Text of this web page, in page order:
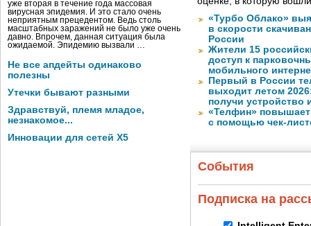
уже вторая в течение года массовая
вирусная эпидемия. И это стало очень
неприятным прецедентом. Ведь столь
масштабных заражений не было уже очень
давно. Впрочем, данная ситуация была
ожидаемой. Эпидемию вызвали …
Не все апдейты одинаково
полезны
Утечки бывают разными
Здравствуй, племя младое,
незнакомое...
Инновации для сетей X5
«Турбо Облако»
в скорости
России
Жители 15
доступ к
мобильного
Первый в России
выходит летом
получи устройство
«Телфин» повышает
с помощью чек-
События
Подписка на